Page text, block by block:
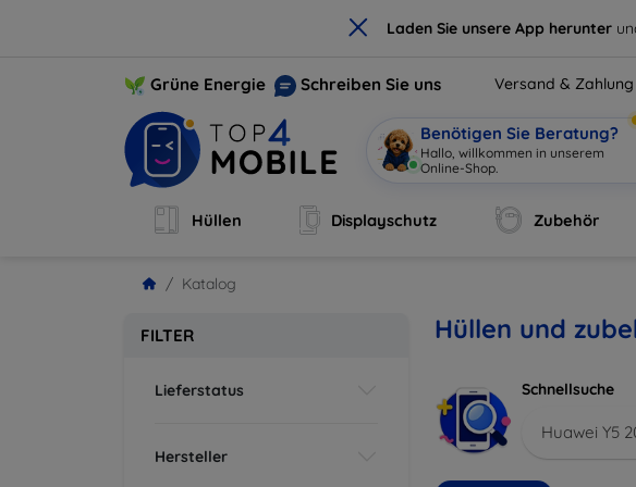
× Laden Sie unsere App herunter
Grüne Energie Schreiben Sie uns Versand & Zahlung
Benötigen Sie Beratung?
Hallo, willkommen in unserem
Online-Shop.
Hüllen Displayschutz Zubehör
Katalog
FILTER
Lieferstatus
Hersteller
Hüllen und
Schnellsuche
Huawei Y5